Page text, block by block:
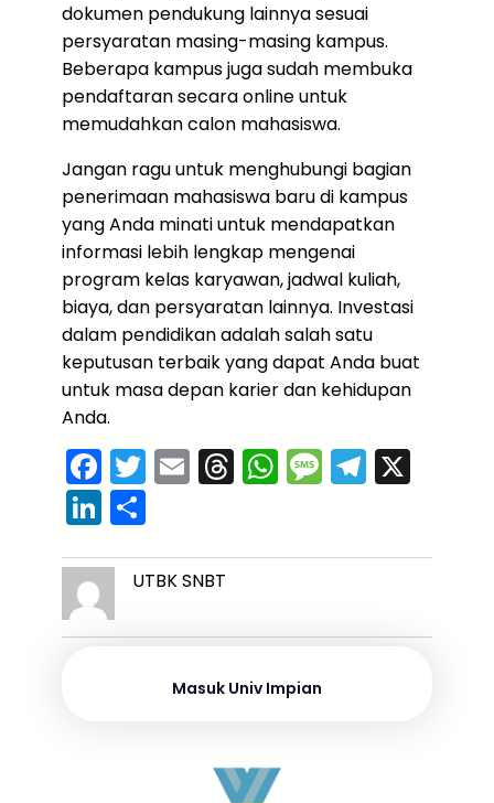
dokumen pendukung lainnya sesuai
persyaratan masing-masing kampus.
Beberapa kampus juga sudah membuka
pendaftaran secara online untuk
memudahkan calon mahasiswa.
Jangan ragu untuk menghubungi bagian
penerimaan mahasiswa baru di kampus
yang Anda minati untuk mendapatkan
informasi lebih lengkap mengenai
program kelas karyawan, jadwal kuliah,
biaya, dan persyaratan lainnya. Investasi
dalam pendidikan adalah salah satu
keputusan terbaik yang dapat Anda buat
untuk masa depan karier dan kehidupan
Anda.
F
a
c
e
b
o
T
w
er
E
m
l
T
hr
a
s
W
h
ts
p
p
M
e
s
g
T
el
gr
m
Li
n
k
e
dI
ar
UTBK SNBT
Masuk Univ Impian